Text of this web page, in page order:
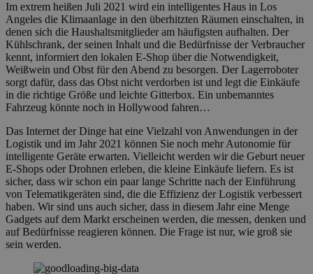
Im extrem heißen Juli 2021 wird ein intelligentes Haus in Los
Angeles die Klimaanlage in den überhitzten Räumen einschalten, in
denen sich die Haushaltsmitglieder am häufigsten aufhalten. Der
Kühlschrank, der seinen Inhalt und die Bedürfnisse der Verbraucher
kennt, informiert den lokalen E-Shop über die Notwendigkeit,
Weißwein und Obst für den Abend zu besorgen. Der Lagerroboter
sorgt dafür, dass das Obst nicht verdorben ist und legt die Einkäufe
in die richtige Größe und leichte Gitterbox. Ein unbemanntes
Fahrzeug könnte noch in Hollywood fahren…
Das Internet der Dinge hat eine Vielzahl von Anwendungen in der
Logistik und im Jahr 2021 können Sie noch mehr Autonomie für
intelligente Geräte erwarten. Vielleicht werden wir die Geburt neuer
E-Shops oder Drohnen erleben, die kleine Einkäufe liefern. Es ist
sicher, dass wir schon ein paar lange Schritte nach der Einführung
von Telematikgeräten sind, die die Effizienz der Logistik verbessert
haben. Wir sind uns auch sicher, dass in diesem Jahr eine Menge
Gadgets auf dem Markt erscheinen werden, die messen, denken und
auf Bedürfnisse reagieren können. Die Frage ist nur, wie groß sie
sein werden.